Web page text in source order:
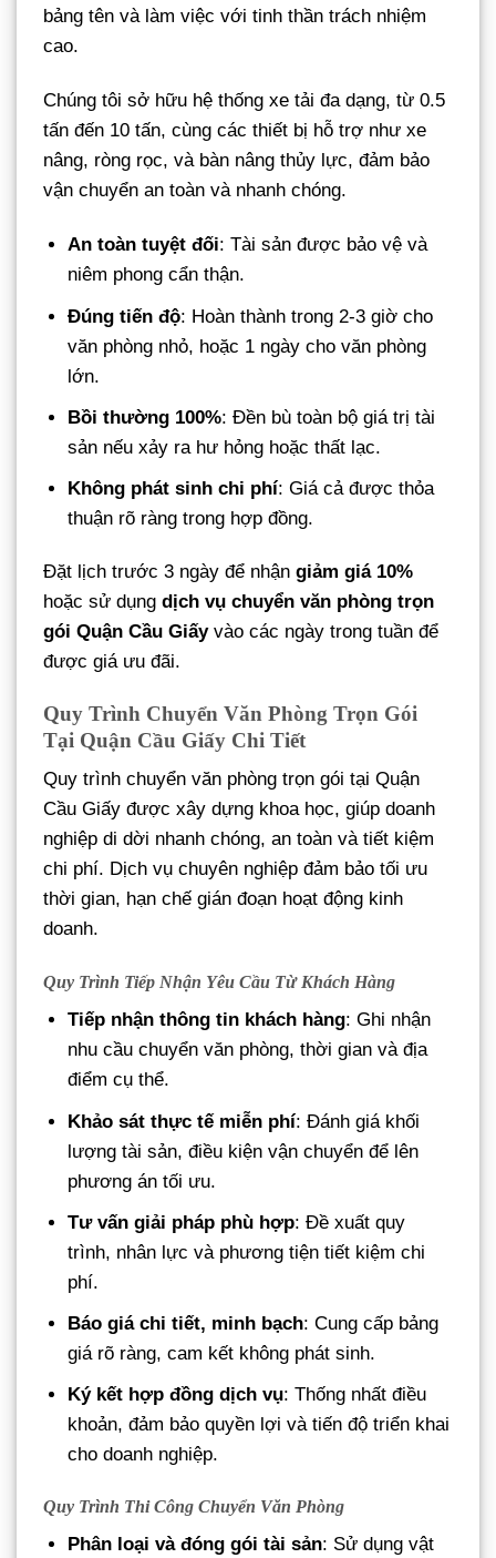
bảng tên và làm việc với tinh thần trách nhiệm
cao.
Chúng tôi sở hữu hệ thống xe tải đa dạng, từ 0.5
tấn đến 10 tấn, cùng các thiết bị hỗ trợ như xe
nâng, ròng rọc, và bàn nâng thủy lực, đảm bảo
vận chuyển an toàn và nhanh chóng.
An toàn tuyệt đối: Tài sản được bảo vệ và
niêm phong cẩn thận.
Đúng tiến độ: Hoàn thành trong 2-3 giờ cho
văn phòng nhỏ, hoặc 1 ngày cho văn phòng
lớn.
Bồi thường 100%: Đền bù toàn bộ giá trị tài
sản nếu xảy ra hư hỏng hoặc thất lạc.
Không phát sinh chi phí: Giá cả được thỏa
thuận rõ ràng trong hợp đồng.
Đặt lịch trước 3 ngày để nhận giảm giá 10%
hoặc sử dụng dịch vụ chuyển văn phòng trọn
gói Quận Cầu Giấyvào các ngày trong tuần để
được giá ưu đãi.
Quy Trình Chuyển Văn Phòng Trọn Gói
Tại Quận Cầu Giấy Chi Tiết
Quy trình chuyển văn phòng trọn gói tại Quận
Cầu Giấy được xây dựng khoa học, giúp doanh
nghiệp di dời nhanh chóng, an toàn và tiết kiệm
chi phí. Dịch vụ chuyên nghiệp đảm bảo tối ưu
thời gian, hạn chế gián đoạn hoạt động kinh
doanh.
Quy Trình Tiếp Nhận Yêu Cầu Từ Khách Hàng
Tiếp nhận thông tin khách hàng: Ghi nhận
nhu cầu chuyển văn phòng, thời gian và địa
điểm cụ thể.
Khảo sát thực tế miễn phí: Đánh giá khối
lượng tài sản, điều kiện vận chuyển để lên
phương án tối ưu.
Tư vấn giải pháp phù hợp: Đề xuất quy
trình, nhân lực và phương tiện tiết kiệm chi
phí.
Báo giá chi tiết, minh bạch: Cung cấp bảng
giá rõ ràng, cam kết không phát sinh.
Ký kết hợp đồng dịch vụ: Thống nhất điều
khoản, đảm bảo quyền lợi và tiến độ triển khai
cho doanh nghiệp.
Quy Trình Thi Công Chuyển Văn Phòng
Phân loại và đóng gói tài sản: Sử dụng vật